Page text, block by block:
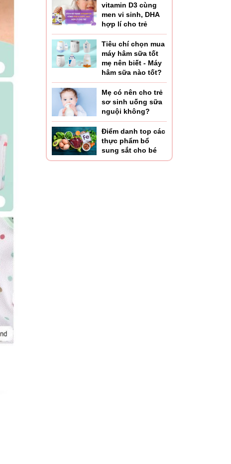
vitamin D3 cùng
men vi sinh, DHA
hợp lí cho trẻ
Tiêu chí chọn mua
máy hâm sữa tốt
mẹ nên biết - Máy
hâm sữa nào tốt?
Mẹ có nên cho trẻ
sơ sinh uống sữa
nguội không?
Điểm danh top các
thực phẩm bổ
sung sắt cho bé